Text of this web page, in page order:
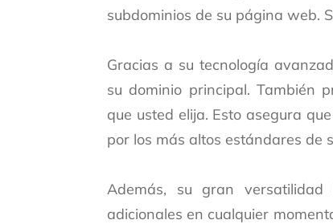
subdominios de su página web.
Gracias a su tecnología
su dominio principal. También
que usted elija. Esto asegura
por los más altos estándares de
Además, su gran
adicionales en cualquier